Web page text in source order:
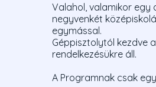
Valahol, valamikor egy
negyvenkét
egymással.
Géppisztolytól kezdve
rendelkezésükre áll.
A Programnak csak